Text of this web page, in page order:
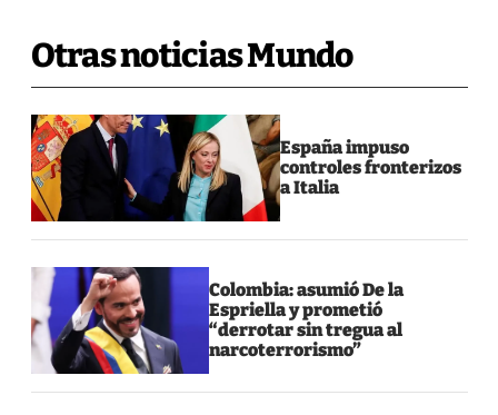
Otras noticias Mundo
España impuso
controles fronterizos
a Italia
Colombia: asumió De la
Espriella y prometió
“derrotar sin tregua al
narcoterrorismo”